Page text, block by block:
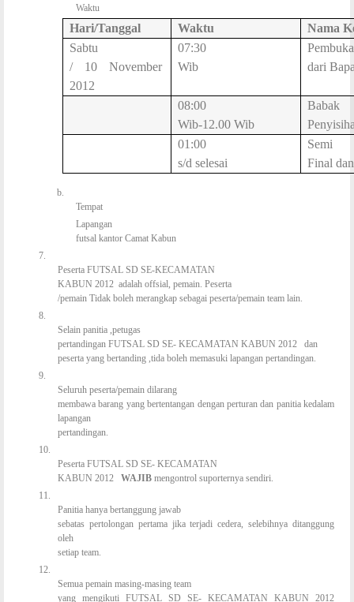
Waktu
Hari/Tanggal Waktu
Nama
Sabtu
/ 10 November
2012
07:30
Wib
dari
08:00
Wib-12.00 Wib
Babak
01:00
s/d selesai
Semi
Final
b.
Tempat
Lapangan
futsal kantor Camat Kabun
7.
Peserta FUTSAL SD SE-KECAMATAN
KABUN 2012 adalah offsial, pemain. Peserta
/pemain Tidak boleh merangkap sebagai peserta/pemain team lain.
8.
Selain panitia ,petugas
pertandingan FUTSAL SD SE- KECAMATAN KABUN 2012 dan
peserta yang bertanding ,tida boleh memasuki lapangan pertandingan.
9.
Seluruh peserta/pemain dilarang
membawa barang yang bertentangan dengan perturan dan panitia kedalam
lapangan
pertandingan.
10.
Peserta FUTSAL SD SE- KECAMATAN
KABUN 2012 WAJIB mengontrol suporternya sendiri.
11.
Panitia hanya bertanggung jawab
sebatas pertolongan pertama jika terjadi cedera, selebihnya ditanggung
oleh
setiap team.
12.
Semua pemain masing-masing team
yang mengikuti FUTSAL SD SE- KECAMATAN KABUN 2012